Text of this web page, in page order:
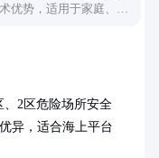
优势，适用于家庭、医
2区危险场所安全
异，适合海上平台